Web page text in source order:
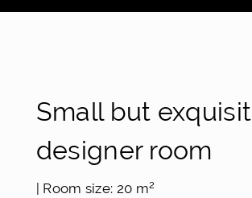
Small but
designer room
| Room size: 20 m2